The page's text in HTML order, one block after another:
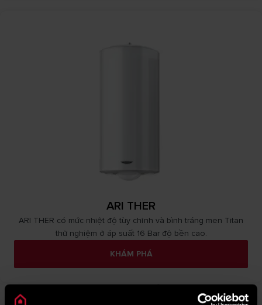
ARI THER
ARI THER có mức nhiệt độ tùy chỉnh và bình tráng men Titan
thử nghiệm ở áp suất 16 Bar độ bền cao.
KHÁM PHÁ
Máy nước nóng gián tiếp Ariston - Làm